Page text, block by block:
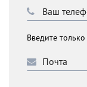
Введите